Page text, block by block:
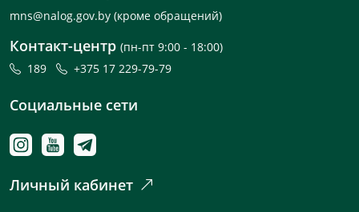
mns@nalog.gov.by (кроме обращений)
Контакт-центр (пн-пт 9:00 - 18:00)
189
+375 17 229-79-79
Социальные сети
Личный кабинет